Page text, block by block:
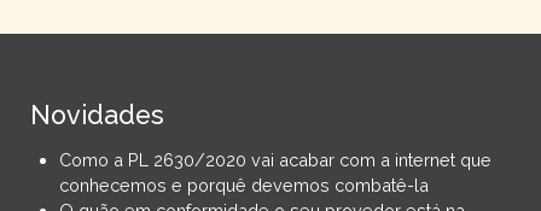
Novidades
Como a PL 2630/2020 vai acabar com a internet que
conhecemos e porquê devemos combatê-la